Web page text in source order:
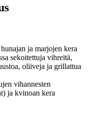
ja marjojen kera
sekoitettuja vihreitä,
oliiveja ja grillattua
vihannesten
ja kvinoan kera